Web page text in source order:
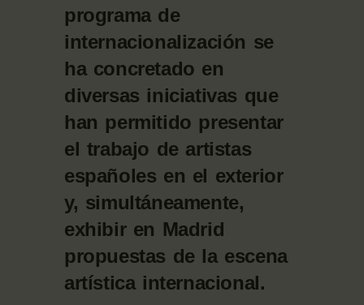
programa de
internacionalización se
ha concretado en
diversas iniciativas que
han permitido presentar
el trabajo de artistas
españoles en el exterior
y, simultáneamente,
exhibir en Madrid
propuestas de la escena
artística internacional.